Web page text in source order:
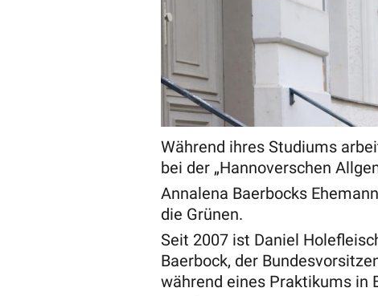
Während ihres Studiums
bei der „Hannoverschen
Annalena Baerbocks
die Grünen.
Seit 2007 ist Daniel
Baerbock, der
während eines Praktikums in